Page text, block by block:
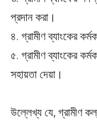
প্রদান করা।
৪. গ্রামীণ ব্যাংকের
৫. গ্রামীণ ব্যাংকের
সহায়তা দেয়া।
উল্লেখ্য যে, গ্রামীণ